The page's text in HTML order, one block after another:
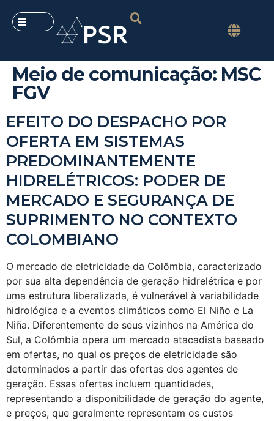
Meio de comunicação: MSC
FGV
EFEITO DO DESPACHO POR
OFERTA EM SISTEMAS
PREDOMINANTEMENTE
HIDRELÉTRICOS: PODER DE
MERCADO E SEGURANÇA DE
SUPRIMENTO NO CONTEXTO
COLOMBIANO
O mercado de eletricidade da Colômbia, caracterizado
por sua alta dependência de geração hidrelétrica e por
uma estrutura liberalizada, é vulnerável à variabilidade
hidrológica e a eventos climáticos como El Niño e La
Niña. Diferentemente de seus vizinhos na América do
Sul, a Colômbia opera um mercado atacadista baseado
em ofertas, no qual os preços de eletricidade são
determinados a partir das ofertas dos agentes de
geração. Essas ofertas incluem quantidades,
representando a disponibilidade de geração do agente,
e preços, que geralmente representam os custos